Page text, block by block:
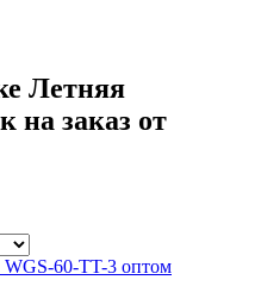
Летняя
на заказ от